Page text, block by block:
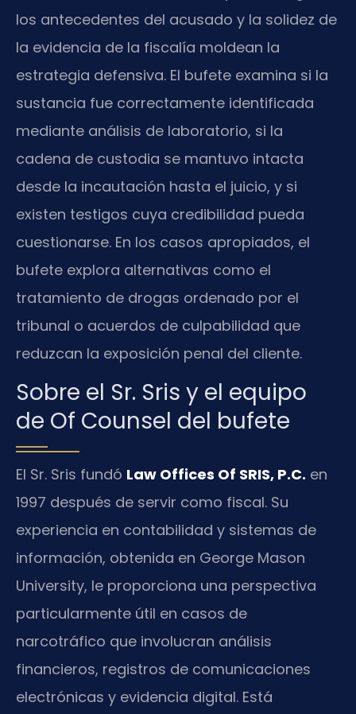
los antecedentes del acusado y la solidez de
la evidencia de la fiscalía moldean la
estrategia defensiva. El bufete examina si la
sustancia fue correctamente identificada
mediante análisis de laboratorio, si la
cadena de custodia se mantuvo intacta
desde la incautación hasta el juicio, y si
existen testigos cuya credibilidad pueda
cuestionarse. En los casos apropiados, el
bufete explora alternativas como el
tratamiento de drogas ordenado por el
tribunal o acuerdos de culpabilidad que
reduzcan la exposición penal del cliente.
Sobre el Sr. Sris y el equipo
de Of Counsel del bufete
El Sr. Sris fundó Law Offices Of SRIS, P.C. en
1997 después de servir como fiscal. Su
experiencia en contabilidad y sistemas de
información, obtenida en George Mason
University, le proporciona una perspectiva
particularmente útil en casos de
narcotráfico que involucran análisis
financieros, registros de comunicaciones
electrónicas y evidencia digital. Está